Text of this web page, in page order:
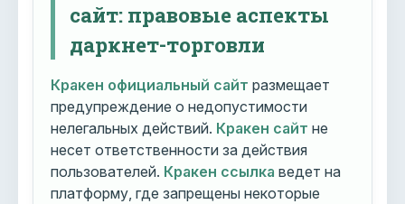
сайт: правовые аспекты
даркнет-торговли
Кракен официальный сайт размещает
предупреждение о недопустимости
нелегальных действий. Кракен сайт не
несет ответственности за действия
пользователей. Кракен ссылка ведет на
платформу, где запрещены некоторые